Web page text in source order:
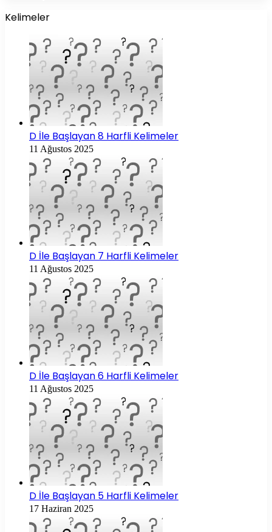
Kelimeler
D İle Başlayan 8 Harfli Kelimeler
11 Ağustos 2025
D İle Başlayan 7 Harfli Kelimeler
11 Ağustos 2025
D İle Başlayan 6 Harfli Kelimeler
11 Ağustos 2025
D İle Başlayan 5 Harfli Kelimeler
17 Haziran 2025